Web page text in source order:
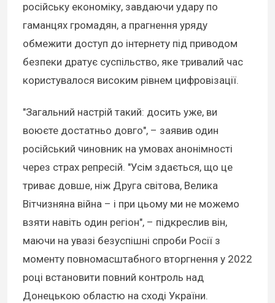
російську економіку, завдаючи удару по
гаманцях громадян, а прагнення уряду
обмежити доступ до інтернету під приводом
безпеки дратує суспільство, яке тривалий час
користувалося високим рівнем цифровізації.
"Загальний настрій такий: досить уже, ви
воюєте достатньо довго", – заявив один
російський чиновник на умовах анонімності
через страх репресій. "Усім здається, що це
триває довше, ніж Друга світова, Велика
Вітчизняна війна – і при цьому ми не можемо
взяти навіть один регіон", – підкреслив він,
маючи на увазі безуспішні спроби Росії з
моменту повномасштабного вторгнення у 2022
році встановити повний контроль над
Донецькою областю на сході України.